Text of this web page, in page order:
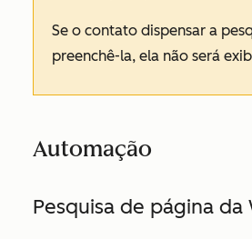
Se o contato dispensar a
preenchê-la, ela não será
Automação
Pesquisa de página da